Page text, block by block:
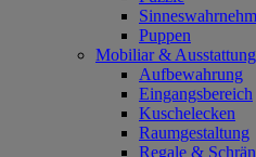
Puppen
Mobiliar & Ausstattung
Aufbewahrung
Eingangsbereich
Kuschelecken
Raumgestaltung
Regale &